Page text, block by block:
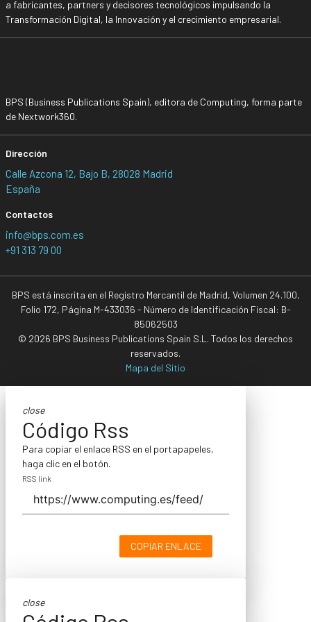
a fabricantes, partners y decisores tecnológicos impulsando la
Transformación Digital, la Innovación y el crecimiento empresarial.
BPS (Business Publications Spain), editora de Computing, forma parte
de Nextwork360.
Dirección
Calle Azcona 12, Bajo B, 28028 Madrid
España
Contactos
info@bps.com.es
+91 313 79 00
BPS está inscrita en el Registro Mercantil de Madrid, Volumen 24.100,
Folio 172, Página M-433036 - Número de Identificación Fiscal: B-
85062503
© 2026 BPS Business Publications Spain S.L. Todos los derechos
reservados.
Mapa del Sitio
close
Código Rss
Para copiar el enlace RSS en el portapapeles,
haga clic en el botón.
RSS link
COPIAR ENLACE
close